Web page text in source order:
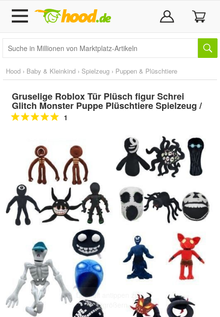
Hood › Baby & Kleinkind › Spielzeug › Puppen & Plüschtiere
Gruselige Roblox Tür Plüsch figur Schrei
Glitch Monster Puppe Plüschtiere Spielzeug /
1
Doppelt antippen zum
vergrößern